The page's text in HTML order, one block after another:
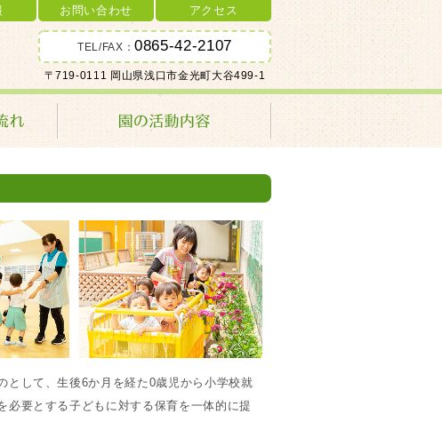
お問い合わせ アクセス
TEL/FAX：0865-42-2107
〒719-0111 岡山県浅口市金光町大谷499-1
として、生後6か月を経た0歳児から小学校就
必要とする子どもに対する保育を一体的に提